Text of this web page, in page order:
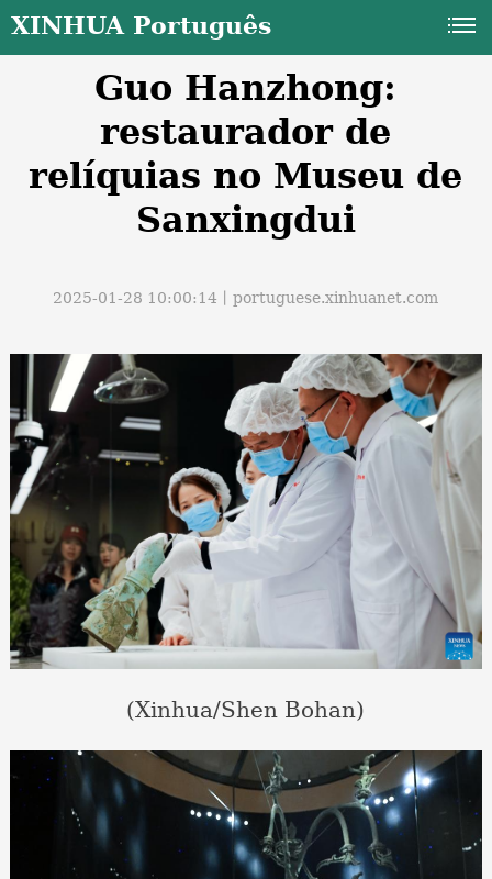
XINHUA Português
Guo Hanzhong:
restaurador de
relíquias no Museu de
Sanxingdui
2025-01-28 10:00:14丨portuguese.xinhuanet.com
(Xinhua/Shen Bohan)